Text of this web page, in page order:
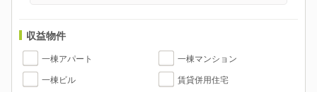
収益物件
一棟アパート 一棟マンション
一棟ビル 賃貸併用住宅